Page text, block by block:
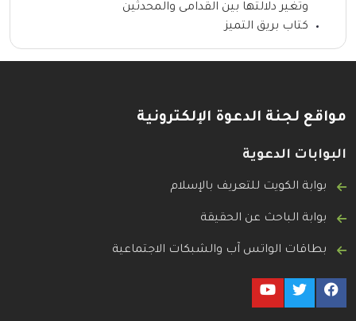
وتغير دلالتها بين القدامى والمحدثين
كتاب بريق التميز
مواقع لجنة الدعوة الإلكترونية
البوابات الدعوية
بوابة الكويت للتعريف بالإسلام
بوابة الباحث عن الحقيقة
بطاقات الواتس آب والشبكات الاجتماعية